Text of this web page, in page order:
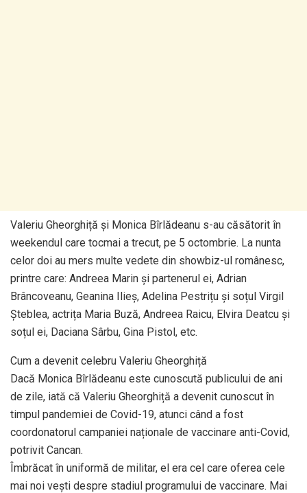
Valeriu Gheorghiță și Monica Bîrlădeanu s-au căsătorit în
weekendul care tocmai a trecut, pe 5 octombrie. La nunta
celor doi au mers multe vedete din showbiz-ul românesc,
printre care: Andreea Marin și partenerul ei, Adrian
Brâncoveanu, Geanina Ilieș, Adelina Pestrițu și soțul Virgil
Șteblea, actrița Maria Buză, Andreea Raicu, Elvira Deatcu și
soțul ei, Daciana Sârbu, Gina Pistol, etc.
Cum a devenit celebru Valeriu Gheorghiță
Dacă Monica Bîrlădeanu este cunoscută publicului de ani
de zile, iată că Valeriu Gheorghiță a devenit cunoscut în
timpul pandemiei de Covid-19, atunci când a fost
coordonatorul campaniei naționale de vaccinare anti-Covid,
potrivit Cancan.
Îmbrăcat în uniformă de militar, el era cel care oferea cele
mai noi vești despre stadiul programului de vaccinare. Mai